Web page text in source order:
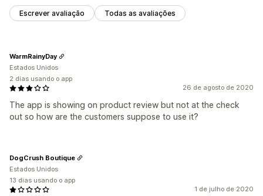
Escrever avaliação Todas as avaliações
26 de agosto de 2020
The app is showing on product review but not at the check
out so how are the customers suppose to use it?
WarmRainyDay
Estados Unidos
2 dias usando o app
1 de julho de 2020
DogCrush Boutique
Estados Unidos
13 dias usando o app